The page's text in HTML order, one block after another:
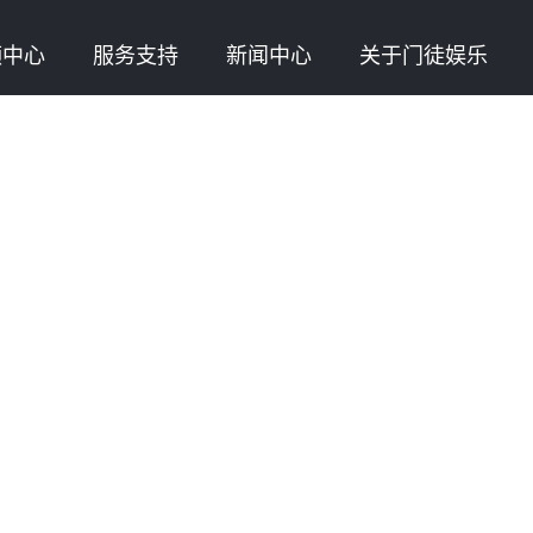
心 服务支持 新闻中心 关于门徒娱乐